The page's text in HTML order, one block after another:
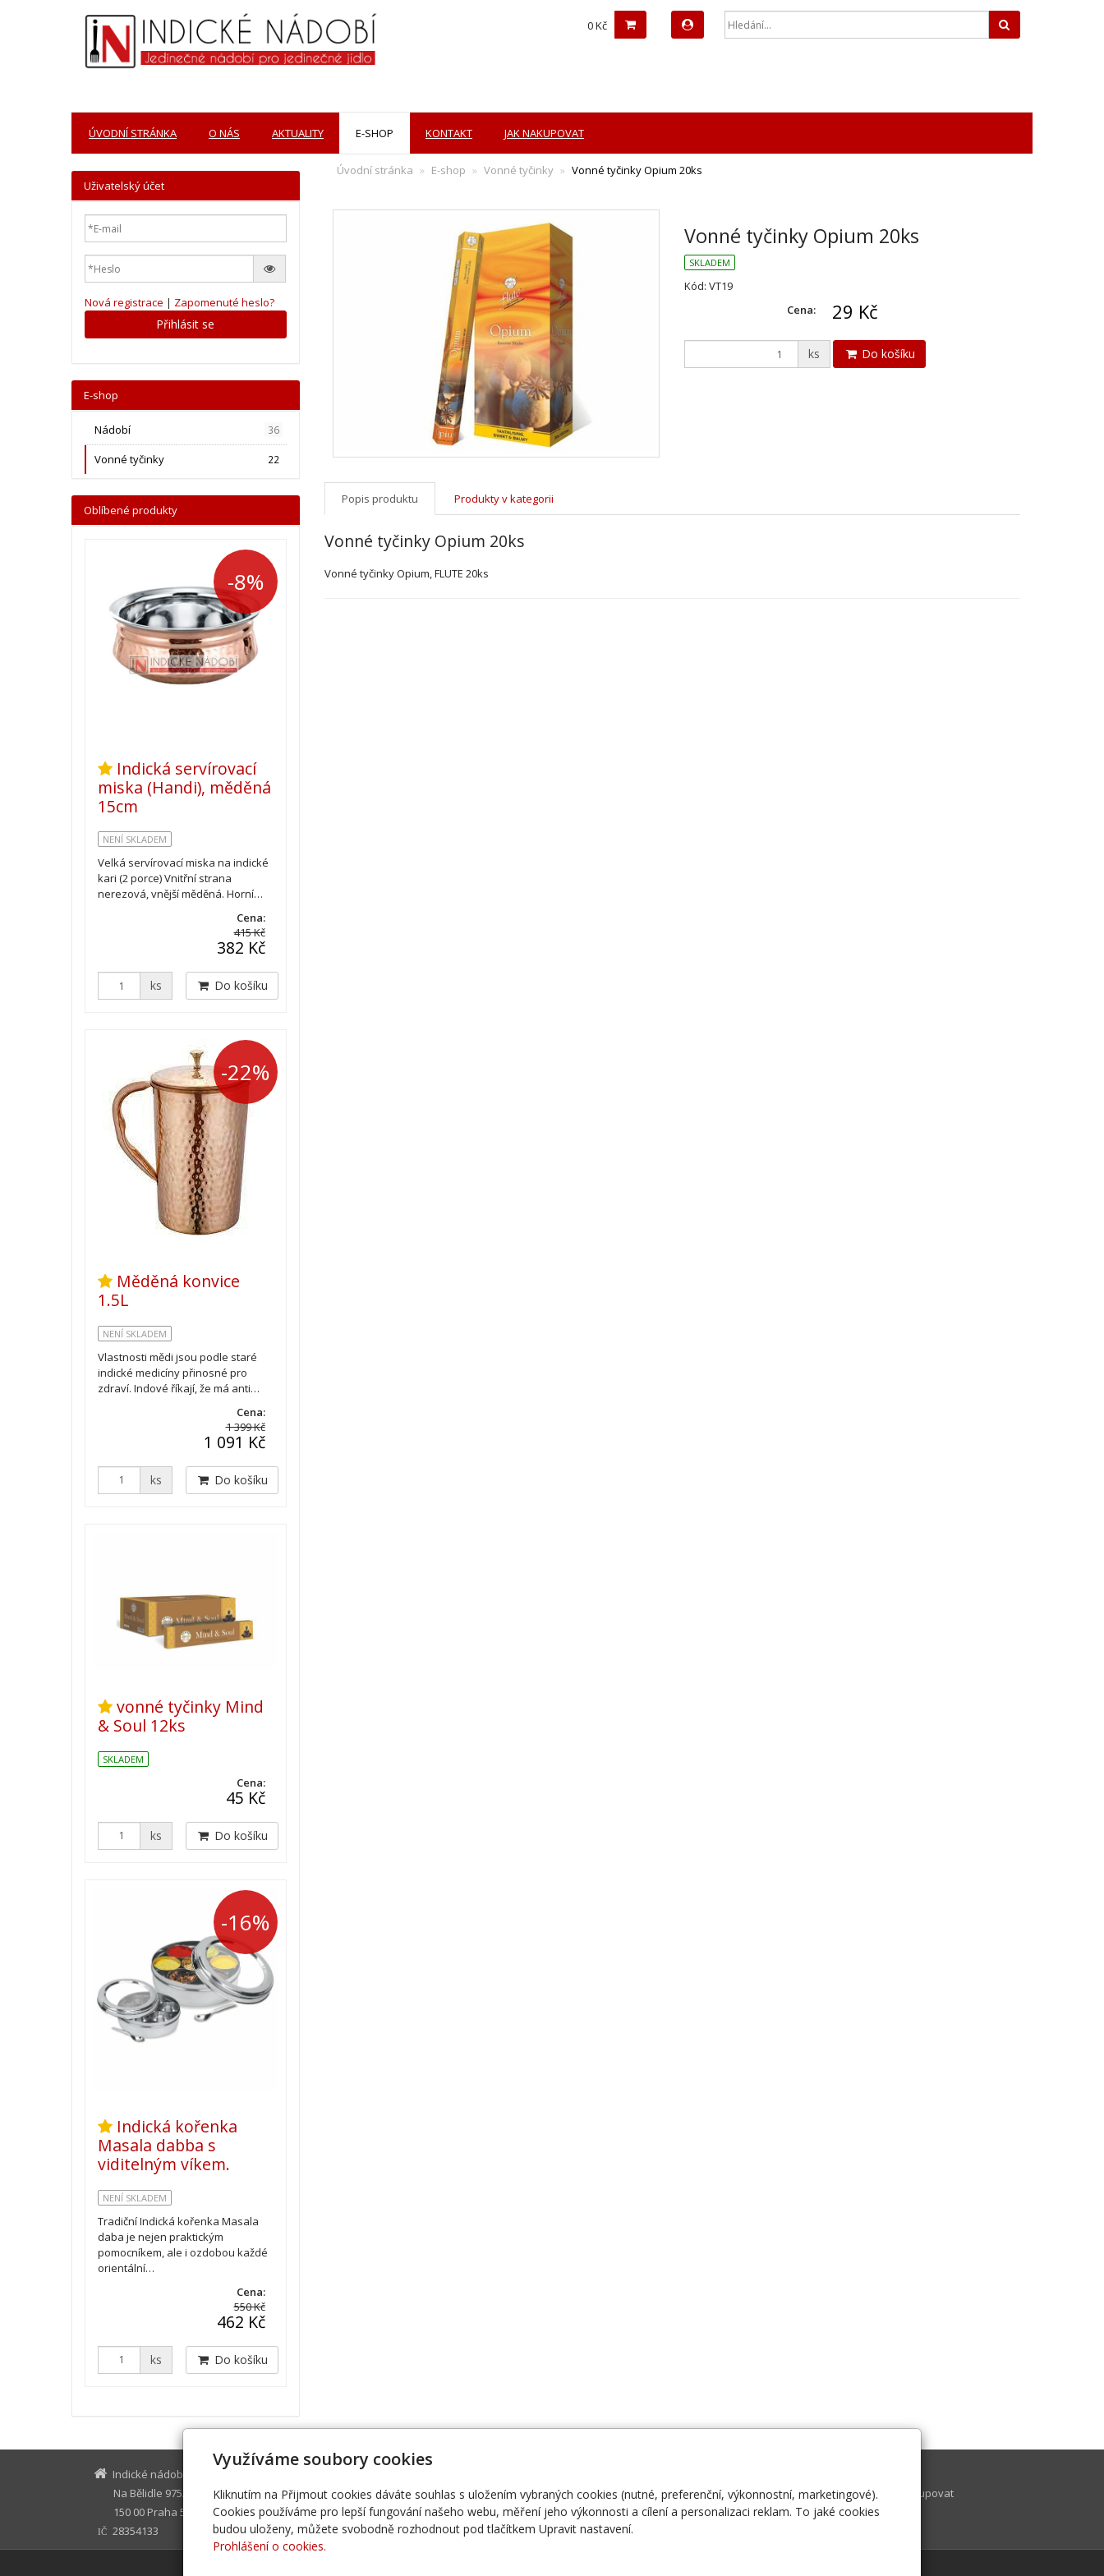
0 Kč
ÚVODNÍ STRÁNKA O NÁS AKTUALITY E-SHOP KONTAKT JAK NAKUPOVAT
Úvodní stránka E-shop Vonné tyčinky Vonné tyčinky Opium 20ks
Vonné tyčinky Opium 20ks
SKLADEM
Kód: VT19
Cena:
29 Kč
ks Do košíku
Popis produktu Produkty v kategorii
Vonné tyčinky Opium 20ks
Vonné tyčinky Opium, FLUTE 20ks
Uživatelský účet
Nová registrace | Zapomenuté heslo?
Přihlásit se
E-shop
Nádobí 36
Vonné tyčinky 22
Oblíbené produkty
-8%
Indická servírovací
miska (Handi), měděná
15cm
NENÍ SKLADEM
Velká servírovací miska na indické
kari (2 porce) Vnitřní strana
nerezová, vnější měděná. Horní…
Cena:
415 Kč
382 Kč
ks Do košíku
-22%
Měděná konvice
1.5L
NENÍ SKLADEM
Vlastnosti mědi jsou podle staré
indické medicíny přinosné pro
zdraví. Indové říkají, že má anti…
Cena:
1 399 Kč
1 091 Kč
ks Do košíku
vonné tyčinky Mind
& Soul 12ks
SKLADEM
Cena:
45 Kč
ks Do košíku
-16%
Indická kořenka
Masala dabba s
viditelným víkem.
NENÍ SKLADEM
Tradiční Indická kořenka Masala
daba je nejen praktickým
pomocníkem, ale i ozdobou každé
orientální…
Cena:
550 Kč
462 Kč
ks Do košíku
Indické nádobí
Na Bělidle 975/17
150 00 Praha 5
IČ 28354133
indickenadobi@gmail.com
+420 776 227 854
O nás
E-shop
Jak nakupovat
Využíváme soubory cookies
Kliknutím na Přijmout cookies dáváte souhlas s uložením vybraných cookies (nutné, preferenční, výkonnostní, marketingové).
Cookies používáme pro lepší fungování našeho webu, měření jeho výkonnosti a cílení a personalizaci reklam. To jaké cookies
budou uloženy, můžete svobodně rozhodnout pod tlačítkem Upravit nastavení.
Prohlášení o cookies.